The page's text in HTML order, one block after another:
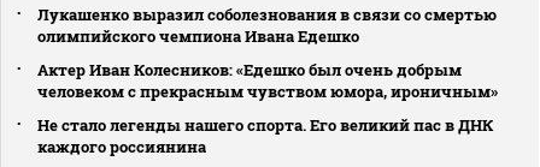
Лукашенко выразил соболезнования в связи со смертью
олимпийского чемпиона Ивана Едешко
Актер Иван Колесников: «Едешко был очень добрым
человеком с прекрасным чувством юмора, ироничным»
Не стало легенды нашего спорта. Его великий пас в ДНК
каждого россиянина